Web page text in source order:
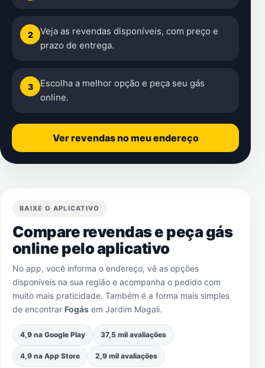
2
Veja as revendas disponíveis, com preço e
prazo de entrega.
3
Escolha a melhor opção e peça seu gás
online.
Ver revendas no meu endereço
BAIXE O APLICATIVO
Compare revendas e peça gás
online pelo aplicativo
No app, você informa o endereço, vê as opções
disponíveis na sua região e acompanha o pedido com
muito mais praticidade. Também é a forma mais simples
de encontrar Fogás em Jardim Magali.
4,9 na Google Play 37,5 mil avaliações
4,9 na App Store 2,9 mil avaliações